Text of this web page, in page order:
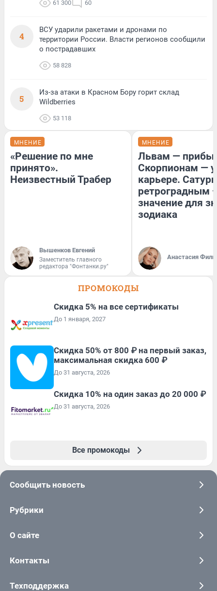
61 300 60
4
ВСУ ударили ракетами и дронами по
территории России. Власти регионов сообщили
о пострадавших
58 828
5
Из-за атаки в Красном Бору горит склад
Wildberries
53 118
МНЕНИЕ
«Решение по мне
принято».
Неизвестный Трабер
Вышенков Евгений
Заместитель главного
редактора "Фонтанки.ру"
МНЕНИЕ
Львам —
Скорпионам —
карьере.
ретроградным
значение для
зодиака
Анастасия
ПРОМОКОДЫ
Скидка 5% на все сертификаты
До 1 января, 2027
Скидка 50% от 800 ₽ на первый заказ,
максимальная скидка 600 ₽
До 31 августа, 2026
Скидка 10% на один заказ до 20 000 ₽
До 31 августа, 2026
Все промокоды
Сообщить новость
Рубрики
О сайте
Контакты
Техподдержка